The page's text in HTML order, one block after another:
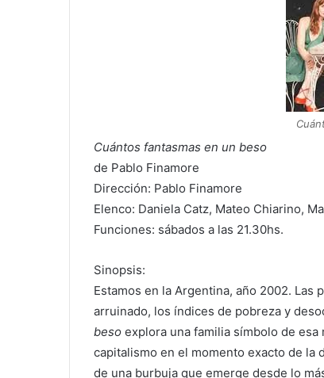
Cuántos fantasmas en un beso
de Pablo Finamore
Dirección: Pablo Finamore
Elenco: Daniela Catz, Mateo Chiarino,
Funciones: sábados a las 21.30hs.
Sinopsis:
Estamos en la Argentina, año 2002. Las
arruinado, los índices de pobreza y
beso explora una familia símbolo de
capitalismo en el momento exacto de
de una burbuja que emerge desde lo